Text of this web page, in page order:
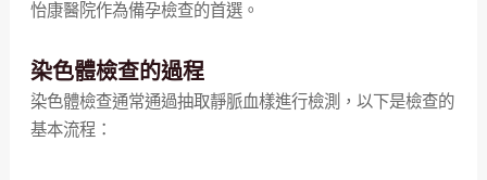
怡康醫院作為備孕檢查的首選。
染色體檢查的過程
染色體檢查通常通過抽取靜脈血樣進行檢測，以下是檢查的
基本流程：